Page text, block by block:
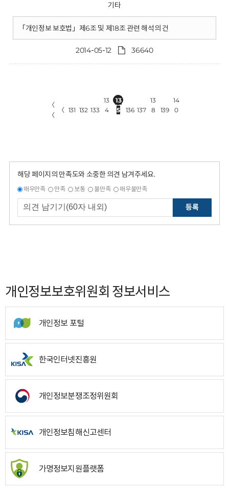
기타
「개인정보 보호법」제6조 및 제18조 관련 해석의 건
2014-05-12 36640
〈
〈
〈 131 132 133
13
4
13
5
136 137
13
8
139
14
0
해당 페이지의 만족도와 소중한 의견 남겨주세요.
매우만족 만족 보통 불만족 매우불만족
등록
개인정보보호위원회 정보서비스
개인정보 포털
한국인터넷진흥원
개인정보분쟁조정위원회
개인정보침해신고센터
가명정보지원플랫폼